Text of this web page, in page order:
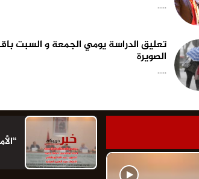
.....
تعليق الدراسة يومي الجمعة و السبت
الصويرة
.....